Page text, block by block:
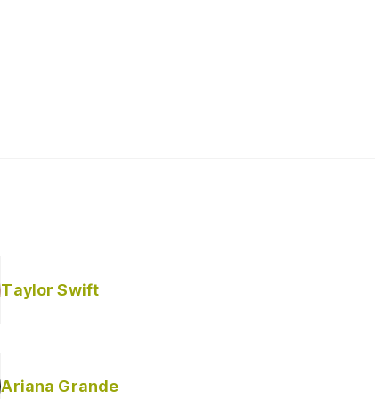
Taylor Swift
Ariana Grande